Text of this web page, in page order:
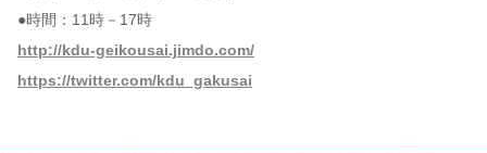
●時間：11時－17時
http://kdu-geikousai.jimdo.com/
https://twitter.com/kdu_gakusai